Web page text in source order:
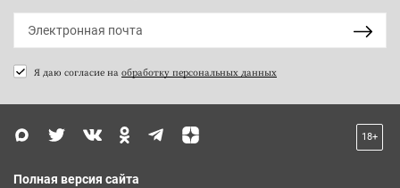
Я даю согласие на обработку персональных данных
18+
Полная версия сайта